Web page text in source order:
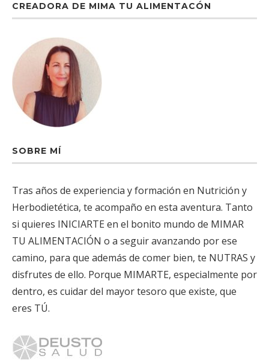
CREADORA DE MIMA TU ALIMENTACÓN
SOBRE MÍ
Tras años de experiencia y formación en Nutrición y
Herbodietética, te acompaño en esta aventura. Tanto
si quieres INICIARTE en el bonito mundo de MIMAR
TU ALIMENTACIÓN o a seguir avanzando por ese
camino, para que además de comer bien, te NUTRAS y
disfrutes de ello. Porque MIMARTE, especialmente por
dentro, es cuidar del mayor tesoro que existe, que
eres TÚ.